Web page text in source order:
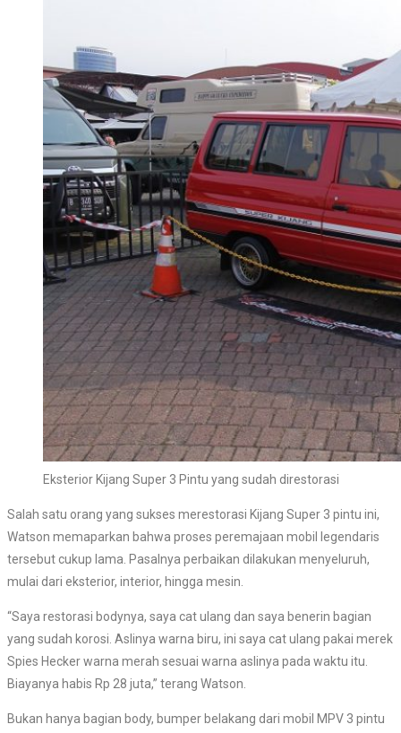
Eksterior Kijang Super 3 Pintu yang sudah direstorasi
Salah satu orang yang sukses merestorasi Kijang Super 3 pintu ini,
Watson memaparkan bahwa proses peremajaan mobil legendaris
tersebut cukup lama. Pasalnya perbaikan dilakukan menyeluruh,
mulai dari eksterior, interior, hingga mesin.
“Saya restorasi bodynya, saya cat ulang dan saya benerin bagian
yang sudah korosi. Aslinya warna biru, ini saya cat ulang pakai merek
Spies Hecker warna merah sesuai warna aslinya pada waktu itu.
Biayanya habis Rp 28 juta,” terang Watson.
Bukan hanya bagian body, bumper belakang dari mobil MPV 3 pintu